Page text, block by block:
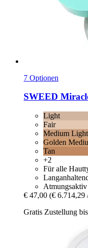
7 Optionen
SWEED
Light
Fair
Medium Light
Golden
Tan
+2
Für alle
€ 47,00 (€ 6.714,29
Gratis Zustellung